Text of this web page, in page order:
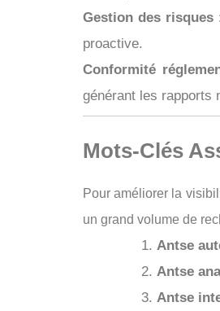
Gestion des risques:
proactive.
Conformité
générant les rapports
Mots-Clés
Pour améliorer la
un grand volume de
Antse
Antse
Antse